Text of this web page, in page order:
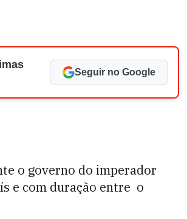
Seguir no Google
o governo do imperador
e com duração entre o